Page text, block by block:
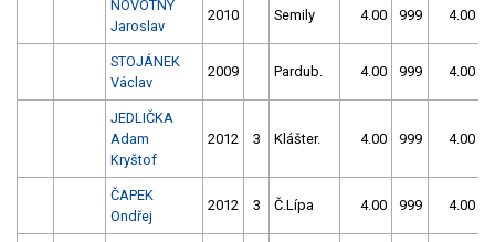
NOVOTNÝ
Jaroslav
2010 Semily 4.00 999 4.00
STOJÁNEK
Václav
2009 Pardub. 4.00 999 4.00
JEDLIČKA
Adam
Kryštof
2012 3 Klášter. 4.00 999 4.00
ČAPEK
Ondřej
2012 3 Č.Lípa 4.00 999 4.00